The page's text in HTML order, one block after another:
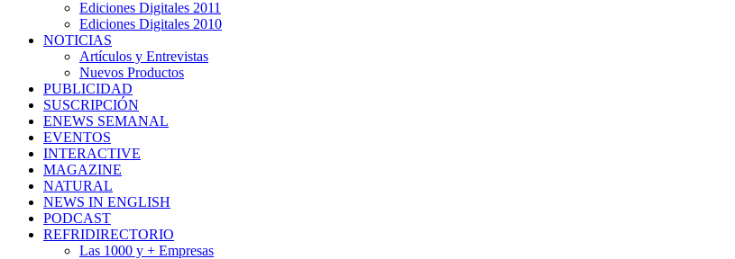
Ediciones Digitales 2011
Ediciones Digitales 2010
NOTICIAS
Artículos y Entrevistas
Nuevos Productos
PUBLICIDAD
SUSCRIPCIÓN
ENEWS SEMANAL
EVENTOS
INTERACTIVE
MAGAZINE
NATURAL
NEWS IN ENGLISH
PODCAST
REFRIDIRECTORIO
Las 1000 y + Empresas